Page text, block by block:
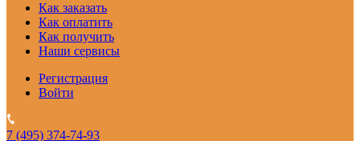
Как заказать
Как оплатить
Как получить
Наши сервисы
Регистрация
Войти
7 (495) 374-74-93